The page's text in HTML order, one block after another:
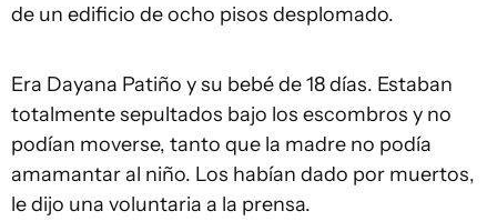
de un edificio de ocho pisos desplomado.
Era Dayana Patiño y su bebé de 18 días. Estaban
totalmente sepultados bajo los escombros y no
podían moverse, tanto que la madre no podía
amamantar al niño. Los habían dado por muertos,
le dijo una voluntaria a la prensa.